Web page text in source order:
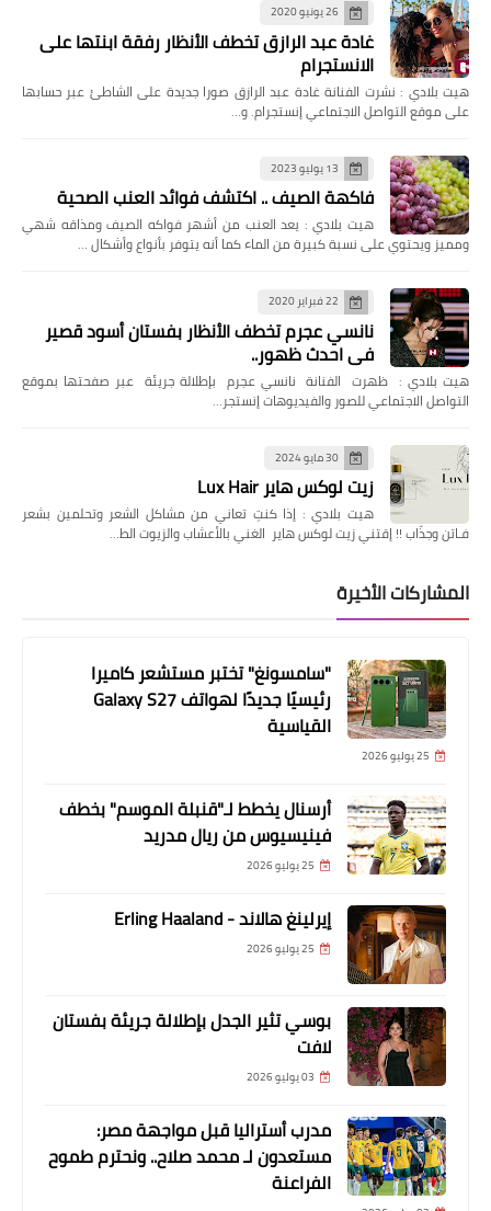
26 يونيو 2020
غادة عبد الرازق تخطف الأنظار رفقة ابنتها على
الانستجرام
هيت بلادي : نشرت الفنانة غادة عبد الرازق صورا جديدة على الشاطئ عبر حسابها
على موقع التواصل الاجتماعي إنستجرام. و…
13 يوليو 2023
فاكهة الصيف .. اكتشف فوائد العنب الصحية
هيت بلادي : يعد العنب من أشهر فواكه الصيف ومذاقه شهي
ومميز ويحتوي على نسبة كبيرة من الماء كما أنه يتوفر بأنواع وأشكال …
22 فبراير 2020
نانسي عجرم تخطف الأنظار بفستان أسود قصير
في احدث ظهور..
هيت بلادي : ظهرت الفنانة نانسي عجرم بإطلالة جريئة عبر صفحتها بموقع
التواصل الاجتماعي للصور والفيديوهات إنستجر…
30 مايو 2024
زيت لوكس هاير Lux Hair
هيت بلادي : إذا كنتِ تعاني من مشاكل الشعر وتحلمين بشعر
فـاتن وجذّاب !! إقتني زيت لوكس هاير الغني بالأعشاب والزيوت الط…
المشاركات الأخيرة
"سامسونغ" تختبر مستشعر كاميرا
رئيسيًا جديدًا لهواتف Galaxy S27
القياسية
25 يوليو 2026
أرسنال يخطط لـ"قنبلة الموسم" بخطف
فينيسيوس من ريال مدريد
25 يوليو 2026
إيرلينغ هالاند - Erling Haaland
25 يوليو 2026
بوسي تثير الجدل بإطلالة جريئة بفستان
لافت
03 يوليو 2026
مدرب أستراليا قبل مواجهة مصر:
مستعدون لـ محمد صلاح.. ونحترم طموح
الفراعنة